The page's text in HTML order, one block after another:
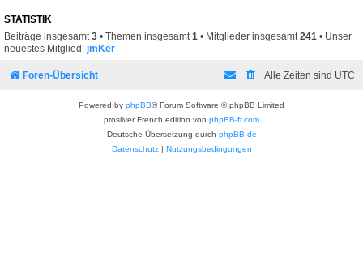
STATISTIK
Beiträge insgesamt3 • Themen insgesamt1 • Mitglieder insgesamt241 • Unser
neuestes Mitglied: jmKer
Foren-Übersicht Alle Zeiten sind UTC
Powered by phpBB® Forum Software © phpBB Limited
prosilver French edition von phpBB-fr.com
Deutsche Übersetzung durch phpBB.de
Datenschutz| Nutzungsbedingungen